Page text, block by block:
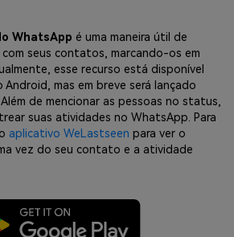
WhatsApp é uma maneira útil de
seus contatos, marcando-os em
esse recurso está disponível
mas em breve será lançado
de mencionar as pessoas no status,
suas atividades no WhatsApp. Para
aplicativo WeLastseen para ver o
vez do seu contato e a atividade